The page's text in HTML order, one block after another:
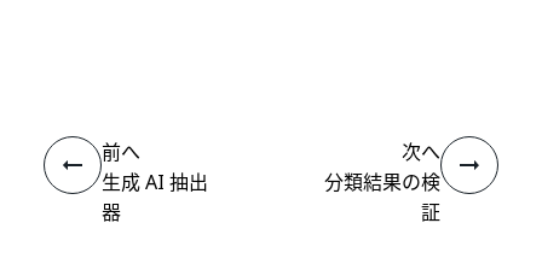
前へ
生成 AI 抽出
器
次へ
分類結果の検
証